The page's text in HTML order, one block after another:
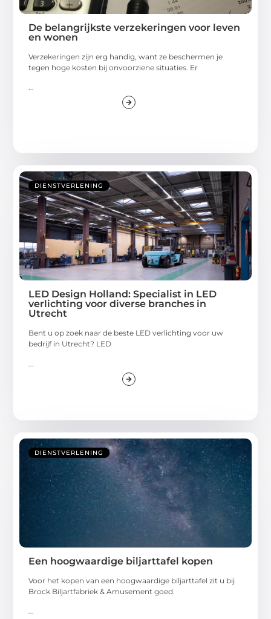
De belangrijkste verzekeringen voor leven
en wonen
Verzekeringen zijn erg handig, want ze beschermen je
tegen hoge kosten bij onvoorziene situaties. Er
...
DIENSTVERLENING
LED Design Holland: Specialist in LED
verlichting voor diverse branches in
Utrecht
Bent u op zoek naar de beste LED verlichting voor uw
bedrijf in Utrecht? LED
DIENSTVERLENING
Een hoogwaardige biljarttafel kopen
Voor het kopen van een hoogwaardige biljarttafel zit u bij
Brock Biljartfabriek & Amusement goed.